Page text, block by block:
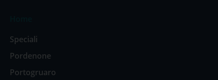
Speciali
Pordenone
Portogruaro